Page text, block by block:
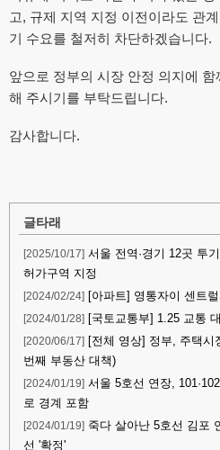
고, 규제 지역 지정 이전이라도 관
기 수요를 철저히 차단하겠습니다.
앞으로 정부의 시장 안정 의지에
해 주시기를 부탁드립니다.
감사합니다.
글타래
[2025/10/17] 서울 전역·경기 12곳 투
허가구역 지정
[2024/02/24] [아파트] 영통자이 센트
[2024/01/28] [국토교통부] 1.25 교통
[2020/06/17] [전체 영상] 정부, 주택시
번째 부동산 대책)
[2024/01/19] 서울 5호선 연장, 101·102
로 경계 포함
[2024/01/19] 죽다 살아난 5호선 김포
선 '확정'